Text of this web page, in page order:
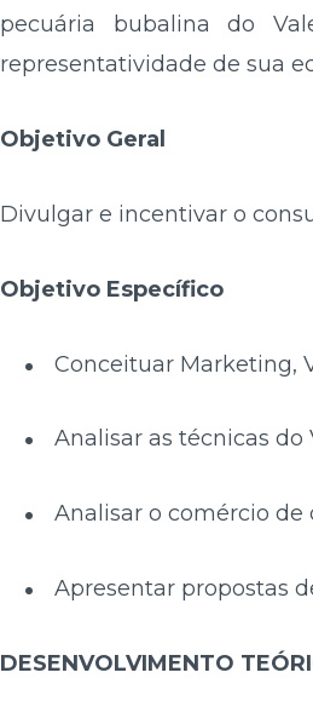
pecuária bubalina do
representatividade de sua
Objetivo Geral
Divulgar e incentivar o
Objetivo Específico
Conceituar Marketing,
Analisar as técnicas
Analisar o comércio de
Apresentar propostas
DESENVOLVIMENTO